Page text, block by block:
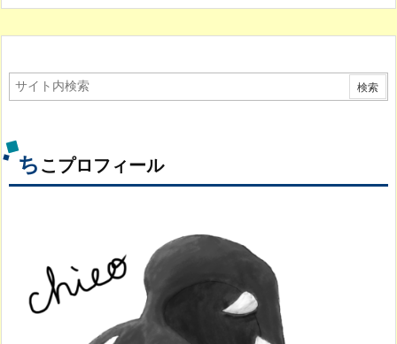
ち こプロフィール